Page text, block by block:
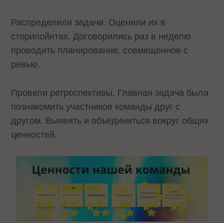
Распределили задачи. Оценили их в
сторипойнтах. Договорились раз в неделю
проводить планирование, совмещенное с
ревью.
Провели ретроспективы. Главная задача была
познакомить участников команды друг с
другом. Выявить и объединиться вокруг общих
ценностей.